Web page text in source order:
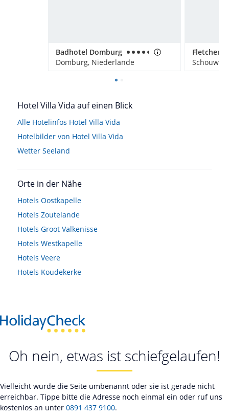
Badhotel Domburg
Domburg, Niederlande
Hotel Villa Vida auf einen Blick
Alle Hotelinfos Hotel Villa Vida
Hotelbilder von Hotel Villa Vida
Wetter Seeland
Orte in der Nähe
Hotels Oostkapelle
Hotels Zoutelande
Hotels Groot Valkenisse
Hotels Westkapelle
Hotels Veere
Hotels Koudekerke
Oh nein, etwas ist schiefgelaufen!
Vielleicht wurde die Seite umbenannt oder sie ist gerade nicht
erreichbar. Tippe bitte die Adresse noch einmal ein oder ruf uns
kostenlos an unter 0891 437 9100.